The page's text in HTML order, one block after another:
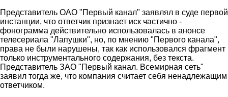
Представитель ОАО "Первый канал" заявлял в суде первой
инстанции, что ответчик признает иск частично -
фонограмма действительно использовалась в анонсе
телесериала "Лапушки", но, по мнению "Первого канала",
права не были нарушены, так как использовался фрагмент
только инструментального содержания, без текста.
Представитель ЗАО "Первый канал. Всемирная сеть"
заявил тогда же, что компания считает себя ненадлежащим
ответчиком.